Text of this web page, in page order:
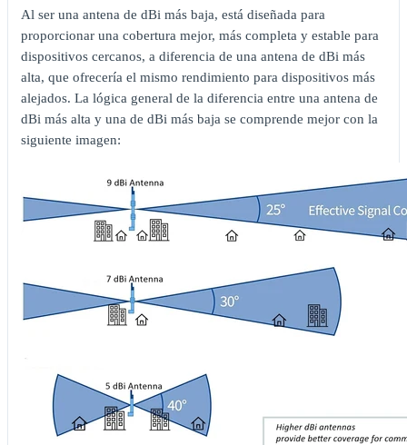
Al ser una antena de dBi más baja, está diseñada para
proporcionar una cobertura mejor, más completa y estable para
dispositivos cercanos, a diferencia de una antena de dBi más
alta, que ofrecería el mismo rendimiento para dispositivos más
alejados. La lógica general de la diferencia entre una antena de
dBi más alta y una de dBi más baja se comprende mejor con la
siguiente imagen: